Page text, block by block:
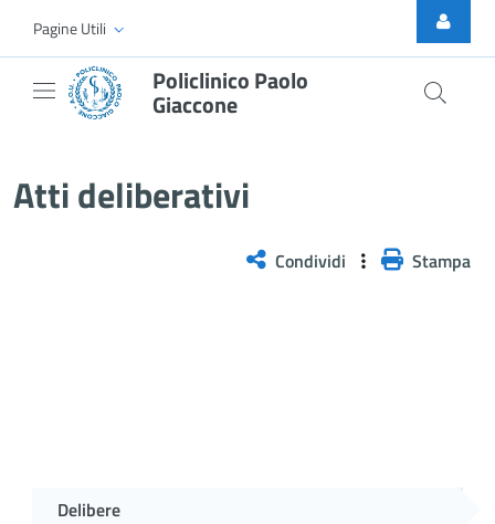
Skip to Main Content
Pagine Utili
Policlinico Paolo
Giaccone
Atti deliberativi
Condividi Stampa
Delibere